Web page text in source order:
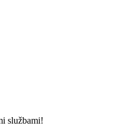
službami!